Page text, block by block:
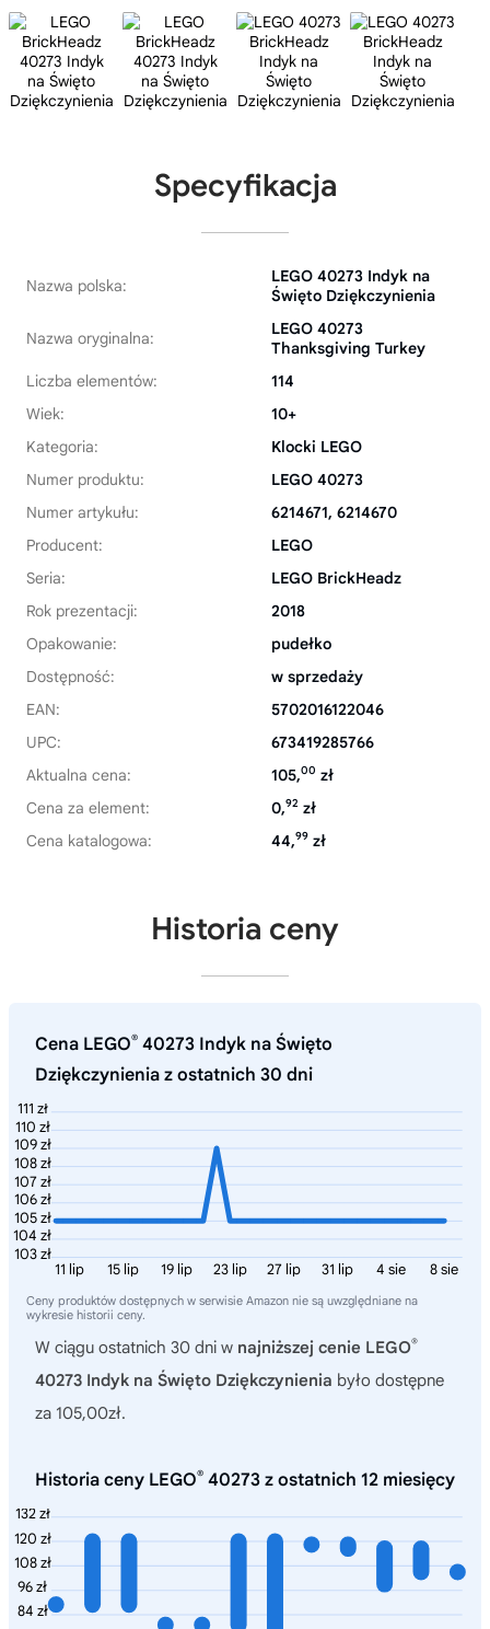
Specyfikacja
Nazwa polska:
LEGO 40273 Indyk na
Święto Dziękczynienia
Nazwa oryginalna:
LEGO 40273
Thanksgiving Turkey
Liczba elementów:
114
Wiek:
10+
Kategoria:
Klocki LEGO
Numer produktu:
LEGO 40273
Numer artykułu:
6214671, 6214670
Producent:
LEGO
Seria:
LEGO BrickHeadz
Rok prezentacji:
2018
Opakowanie:
pudełko
Dostępność:
w sprzedaży
EAN:
5702016122046
UPC:
673419285766
Aktualna cena:
105,00 zł
Cena za element:
0,92 zł
Cena katalogowa:
44,99 zł
Historia ceny
Cena LEGO® 40273 Indyk na Święto
Dziękczynienia z ostatnich 30 dni
111 zł
110 zł
109 zł
108 zł
107 zł
106 zł
105 zł
104 zł
103 zł
8 sie
4 sie
31 lip
27 lip
23 lip
19 lip
15 lip
11 lip
Ceny produktów dostępnych w serwisie Amazon nie są uwzględniane na
wykresie historii ceny.
W ciągu ostatnich 30 dni w najniższej cenie LEGO®
40273 Indyk na Święto Dziękczynienia było dostępne
za 105,00zł.
Historia ceny LEGO® 40273 z ostatnich 12 miesięcy
132 zł
120 zł
108 zł
96 zł
84 zł